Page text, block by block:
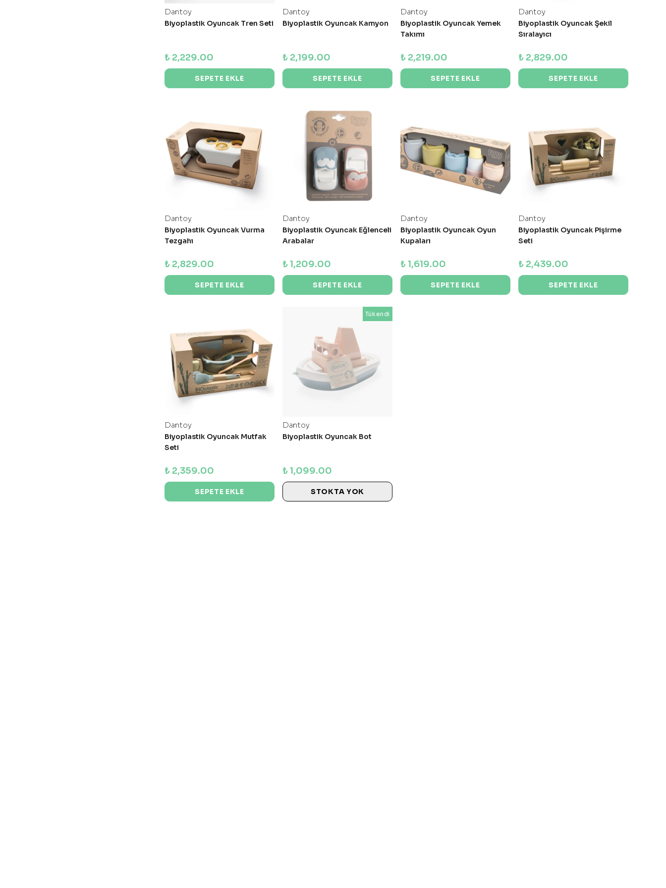
Dantoy
Biyoplastik Oyuncak Tren Seti
₺ 2,229.00
SEPETE EKLE
Dantoy
Biyoplastik Oyuncak Kamyon
₺ 2,199.00
SEPETE EKLE
Dantoy
Biyoplastik Oyuncak Yemek
Takımı
₺ 2,219.00
SEPETE EKLE
Dantoy
Biyoplastik Oyuncak Şekil
Sıralayıcı
₺ 2,829.00
SEPETE EKLE
Dantoy
Biyoplastik Oyuncak Vurma
Tezgahı
₺ 2,829.00
SEPETE EKLE
Dantoy
Biyoplastik Oyuncak Eğlenceli
Arabalar
₺ 1,209.00
SEPETE EKLE
Dantoy
Biyoplastik Oyuncak Oyun
Kupaları
₺ 1,619.00
SEPETE EKLE
Dantoy
Biyoplastik Oyuncak Pişirme
Seti
₺ 2,439.00
SEPETE EKLE
Dantoy
Biyoplastik Oyuncak Mutfak
Seti
₺ 2,359.00
SEPETE EKLE
Tükendi
Dantoy
Biyoplastik Oyuncak Bot
₺ 1,099.00
STOKTA YOK